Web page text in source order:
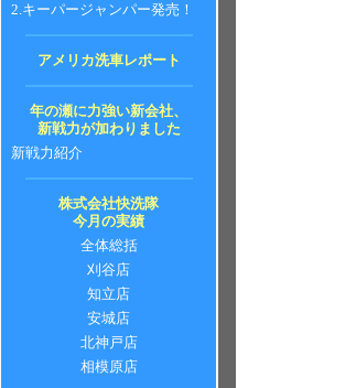
2.キーパージャンパー発売！
アメリカ洗車レポート
年の瀬に力強い新会社、
新戦力が加わりました
新戦力紹介
株式会社快洗隊
今月の実績
全体総括
刈谷店
知立店
安城店
北神戸店
相模原店